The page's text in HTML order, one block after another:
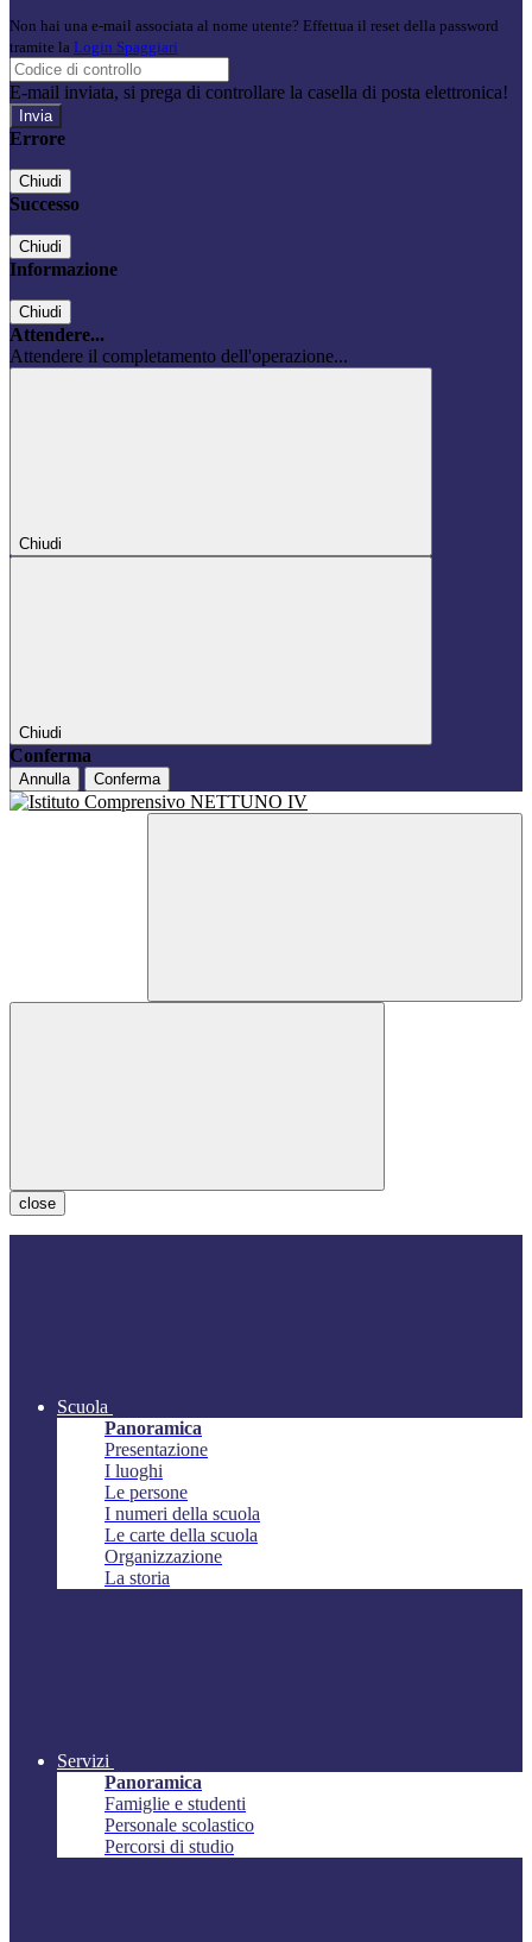
Non hai una e-mail associata al nome utente? Effettua il reset della password
tramite la Login Spaggiari
E-mail inviata, si prega di controllare la casella di posta elettronica!
Errore
Chiudi
Successo
Chiudi
Informazione
Chiudi
Attendere...
Attendere il completamento dell'operazione...
Chiudi
Chiudi
Conferma
Annulla Conferma
close
Scuola
Panoramica
Presentazione
I luoghi
Le persone
I numeri della scuola
Le carte della scuola
Organizzazione
La storia
Servizi
Panoramica
Famiglie e studenti
Personale scolastico
Percorsi di studio